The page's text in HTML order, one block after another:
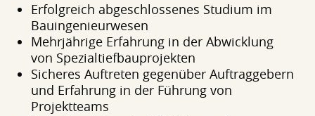
Erfolgreich abgeschlossenes Studium im
Bauingenieurwesen
Mehrjährige Erfahrung in der Abwicklung
von Spezialtiefbauprojekten
Sicheres Auftreten gegenüber Auftraggebern
und Erfahrung in der Führung von
Projektteams